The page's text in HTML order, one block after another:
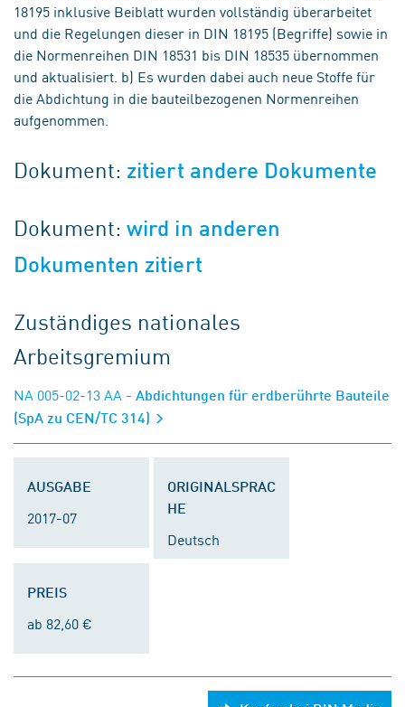
18195 inklusive Beiblatt wurden vollständig überarbeitet
und die Regelungen dieser in DIN 18195 (Begriffe) sowie in
die Normenreihen DIN 18531 bis DIN 18535 übernommen
und aktualisiert. b) Es wurden dabei auch neue Stoffe für
die Abdichtung in die bauteilbezogenen Normenreihen
aufgenommen.
Dokument: zitiert andere Dokumente
Dokument:wird in anderen
Dokumenten zitiert
Zuständiges nationales
Arbeitsgremium
NA 005-02-13 AA - Abdichtungen für erdberührte Bauteile
(SpA zu CEN/TC 314)
AUSGABE
2017-07
ORIGINALSPRAC
HE
Deutsch
PREIS
ab 82,60 €